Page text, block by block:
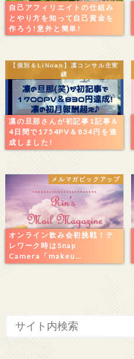
自己アフィリエイトの仕組み
とやり方を知って自己資金を
作ろう!意外と簡単!
【個別＆LiNoah】凛コンサル生実
績
凛の旦那さんが初記事1記事＆
4日間で1754PV＆834円を達
成しました!
メルマガピックアップ
オンライン飲み会初挑戦！テ
レワーク時はSnap
Camera「makeu…